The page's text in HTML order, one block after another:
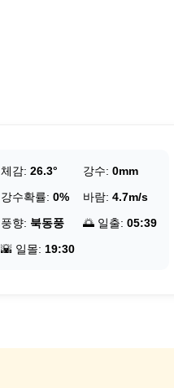
체감: 26.3° 강수: 0mm
강수확률: 0% 바람: 4.7m/s
풍향: 북동풍 🌅 일출: 05:39
🌇 일몰: 19:30